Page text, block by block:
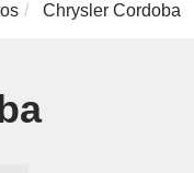
Chrysler Cordoba